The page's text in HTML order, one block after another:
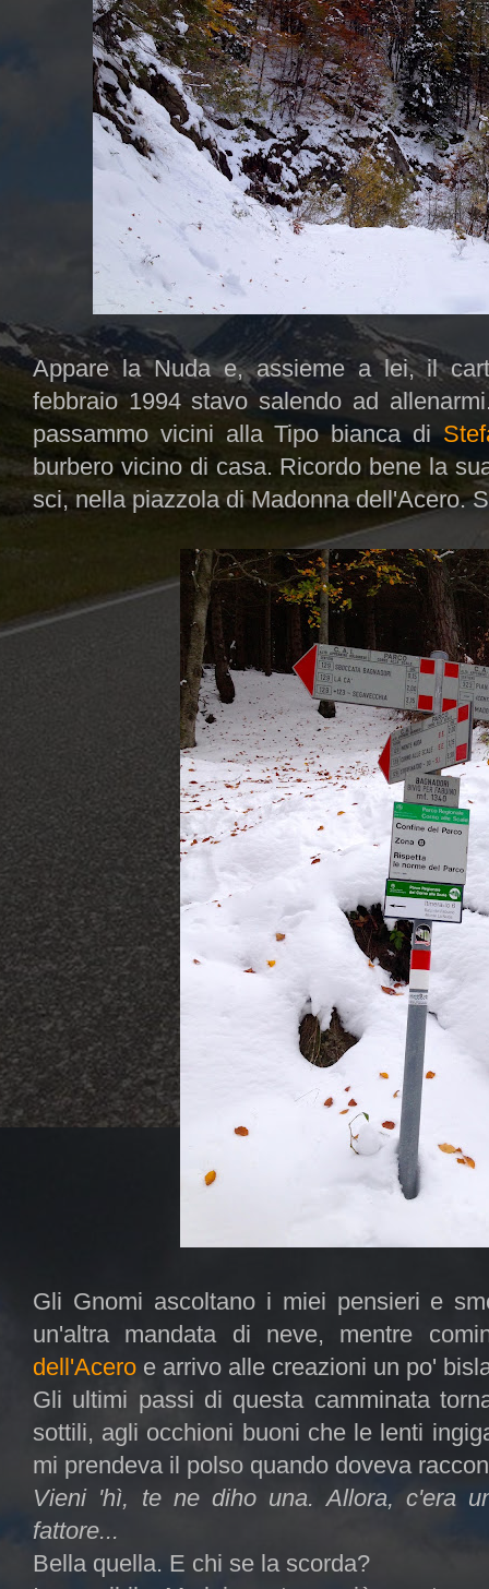
Appare la Nuda e, assieme a lei, il
febbraio 1994 stavo salendo ad
passammo vicini alla Tipo bianca di
burbero vicino di casa. Ricordo bene la
sci, nella piazzola di Madonna dell'Acero.
Gli Gnomi ascoltano i miei pensieri e
un'altra mandata di neve, mentre
dell'Acero e arrivo alle creazioni un po'
Gli ultimi passi di questa camminata
sottili, agli occhioni buoni che le lenti
mi prendeva il polso quando doveva
Vieni 'hì, te ne diho una. Allora, c'era
fattore...
Bella quella. E chi se la scorda?